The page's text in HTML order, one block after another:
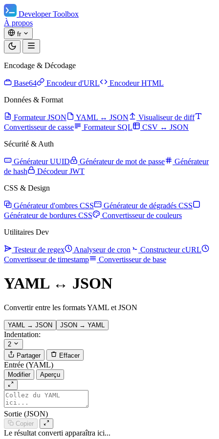
Developer Toolbox
À propos
fr
Encodage & Décodage
Base64 Encodeur d'URL
Encodeur HTML
Données & Format
Formateur JSON YAML ↔ JSON
Visualiseur de diff
Convertisseur de casse
Formateur SQL
CSV ↔ JSON
Sécurité & Auth
Générateur UUID Générateur de mot de passe
Générateur
de hash
Décodeur JWT
CSS & Design
Générateur d'ombres CSS
Générateur de dégradés CSS
Générateur de bordures CSS
Convertisseur de couleurs
Utilitaires Dev
Testeur de regex Analyseur de cron
Constructeur cURL
Convertisseur de timestamp
Convertisseur de base
YAML ↔ JSON
Convertir entre les formats YAML et JSON
YAML → JSON JSON → YAML
Indentation:
2
Partager
Effacer
Entrée (YAML)
Modifier Aperçu
Sortie (JSON)
Copier
Le résultat converti apparaîtra ici...